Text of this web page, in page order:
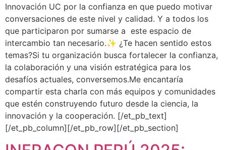
Innovación UC por la confianza en que puedo motivar
conversaciones de este nivel y calidad. Y a todos los
que participaron por sumarse a este espacio de
intercambio tan necesario.✨ ¿Te hacen sentido estos
temas?Si tu organización busca fortalecer la confianza,
la colaboración y una visión estratégica para los
desafíos actuales, conversemos.Me encantaría
compartir esta charla con más equipos y comunidades
que estén construyendo futuro desde la ciencia, la
innovación y la cooperación. [/et_pb_text]
[/et_pb_column][/et_pb_row][/et_pb_section]